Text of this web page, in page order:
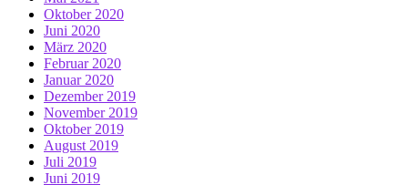
Oktober 2020
Juni 2020
März 2020
Februar 2020
Januar 2020
Dezember 2019
November 2019
Oktober 2019
August 2019
Juli 2019
Juni 2019